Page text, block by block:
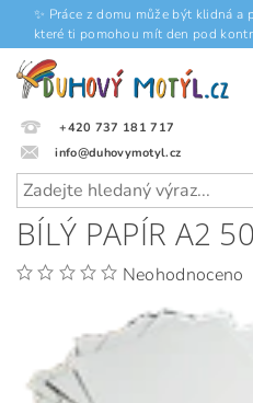
✨ Práce z domu může být klidná a
které ti pomohou mít den pod
+420 737 181 717
info@duhovymotyl.cz
BÍLÝ PAPÍR A2
Neohodnoceno